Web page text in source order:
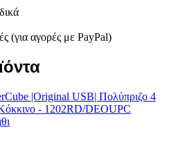
(για αγορές με PayPal)